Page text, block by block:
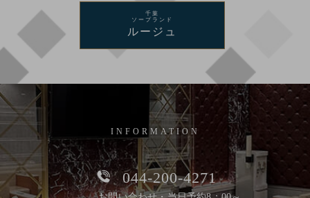
千葉
ソープランド
ルージュ
INFORMATION
044-200-4271